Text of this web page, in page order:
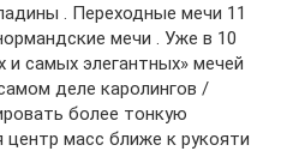
. Переходные мечи 11
мечи . Уже в 10
и самых элегантных» мечей
деле каролингов /
более тонкую
масс ближе к рукояти